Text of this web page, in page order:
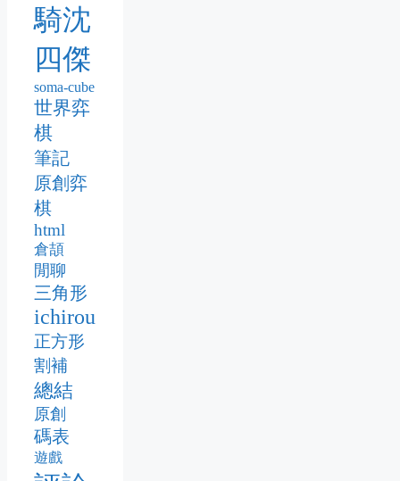
騎沈
四傑
soma-cube
世界弈
棋
筆記
原創弈
棋
html
倉頡
閒聊
三角形
ichirou
正方形
割補
總結
原創
碼表
遊戲